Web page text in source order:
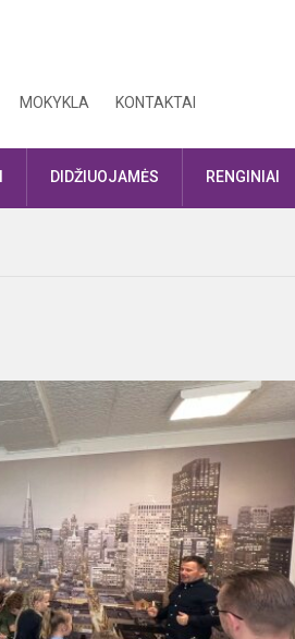
MOKYKLA KONTAKTAI
DIDŽIUOJAMĖS RENGINIAI